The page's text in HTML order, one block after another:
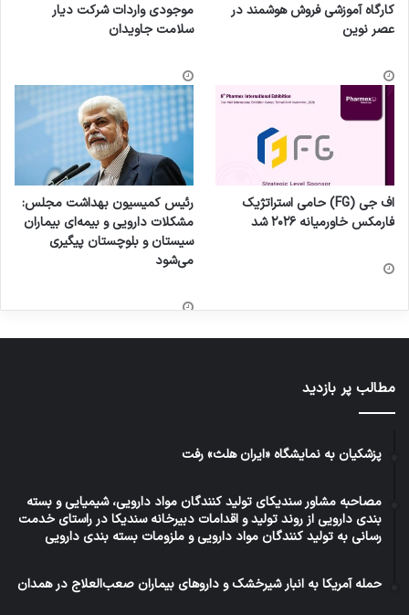
کارگاه آموزشی فروش هوشمند در
عصر نوین
موجودی واردات شرکت دیار
سلامت جاویدان
اف جی (FG) حامی استراتژیک
فارمکس خاورمیانه ۲۰۲۶ شد
رئیس کمیسیون بهداشت مجلس:
مشکلات دارویی و بیمه‌ای بیماران
سیستان و بلوچستان پیگیری
می‌شود
مطالب پر بازدید
پزشکیان به نمایشگاه «ایران هلث» رفت
مصاحبه مشاور سندیکای تولید کنندگان مواد دارویی، شیمیایی و بسته
بندی دارویی از روند تولید و اقدامات دبیرخانه سندیکا در راستای خدمت
رسانی به تولید کنندگان مواد دارویی و ملزومات بسته بندی دارویی
حمله آمریکا به انبار شیرخشک و داروهای بیماران صعب‌العلاج در همدان